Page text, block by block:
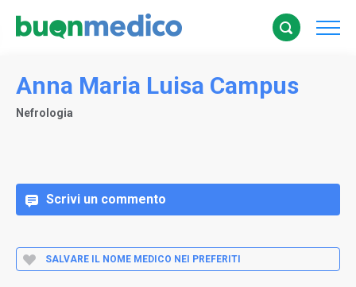
Anna Maria Luisa Campus
Nefrologia
Scrivi un commento
SALVARE IL NOME MEDICO NEI PREFERITI